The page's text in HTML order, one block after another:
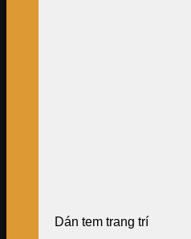
Dán tem trang trí